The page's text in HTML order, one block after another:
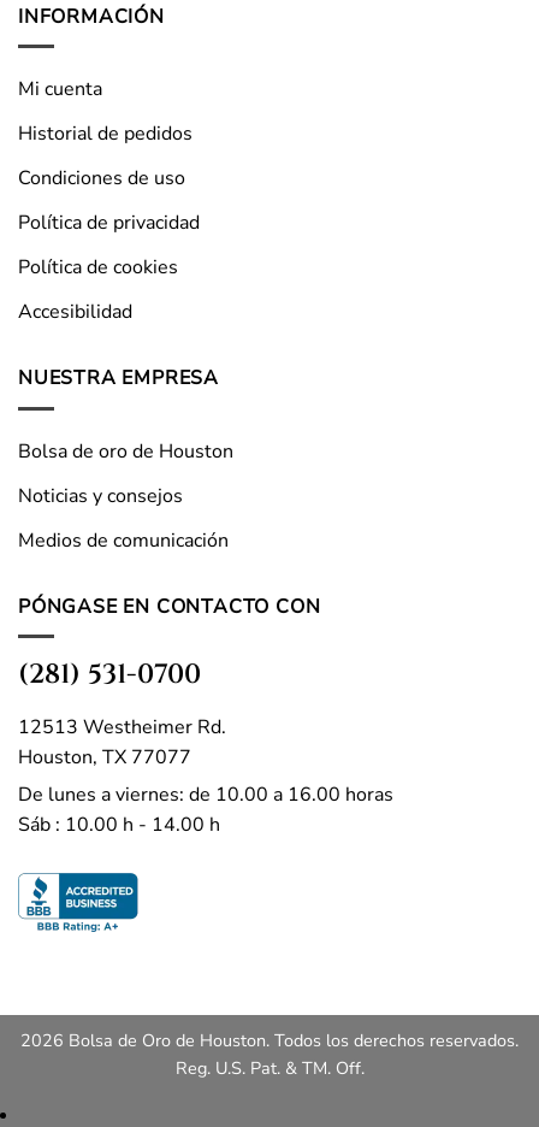
INFORMACIÓN
Mi cuenta
Historial de pedidos
Condiciones de uso
Política de privacidad
Política de cookies
Accesibilidad
NUESTRA EMPRESA
Bolsa de oro de Houston
Noticias y consejos
Medios de comunicación
PÓNGASE EN CONTACTO CON
(281) 531-0700
12513 Westheimer Rd.
Houston, TX 77077
De lunes a viernes: de 10.00 a 16.00 horas
Sáb : 10.00 h - 14.00 h
2026 Bolsa de Oro de Houston. Todos los derechos reservados.
Reg. U.S. Pat. & TM. Off.